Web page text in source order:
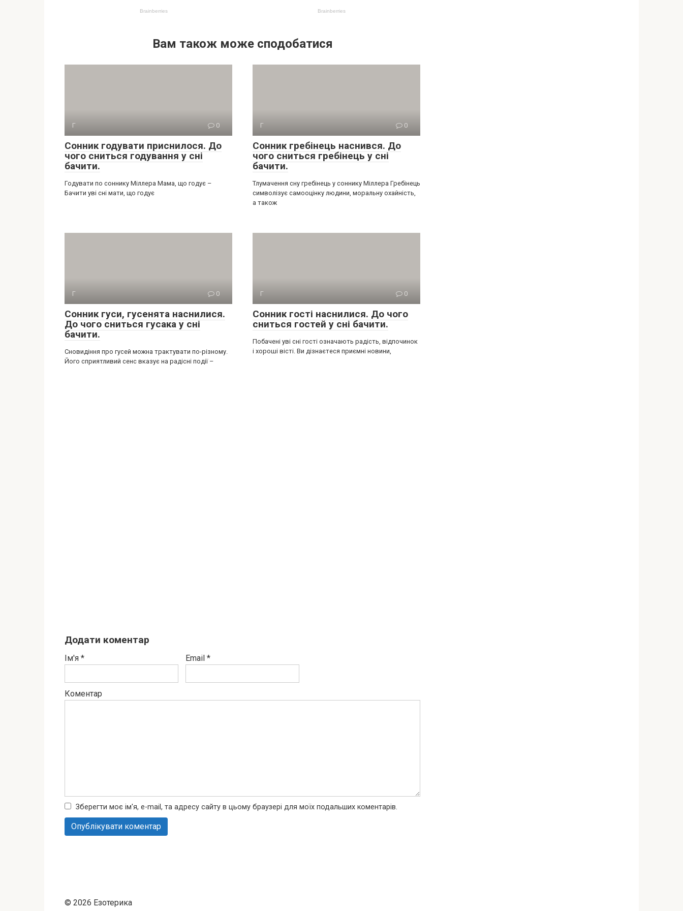
Вам також може сподобатися
Г 0
Сонник годувати приснилося. До
чого сниться годування у сні
бачити.
Годувати по соннику Міллера Мама, що годує –
Бачити уві сні мати, що годує
Г 0
Сонник гребінець наснився. До
чого сниться гребінець у сні
бачити.
Тлумачення сну гребінець у соннику Міллера Гребінець
символізує самооцінку людини, моральну охайність,
а також
Г 0
Сонник гуси, гусенята наснилися.
До чого сниться гусака у сні
бачити.
Сновидіння про гусей можна трактувати по-різному.
Його сприятливий сенс вказує на радісні події –
Г 0
Сонник гості наснилися. До чого
сниться гостей у сні бачити.
Побачені уві сні гості означають радість, відпочинок
і хороші вісті. Ви дізнаєтеся приємні новини,
Додати коментар
Ім'я * Email *
Коментар
Зберегти моє ім'я, e-mail, та адресу сайту в цьому браузері для моїх подальших коментарів.
© 2026 Езотерика